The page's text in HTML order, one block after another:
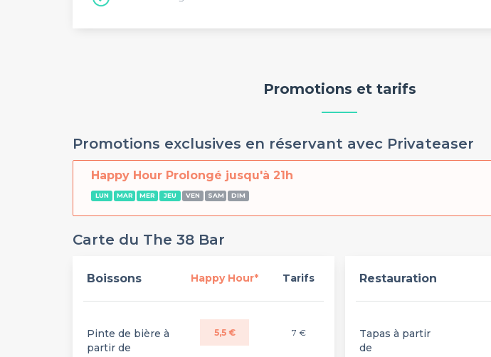
Promotions et tarifs
Promotions exclusives en réservant avec Privateaser
Happy Hour Prolongé jusqu'à 21h
LUN MAR MER JEU VEN SAM DIM
Carte du The 38 Bar
Boissons Happy Hour* Tarifs
Pinte de bière à
partir de
5,5 € 7 €
Restauration
Tapas à partir
de